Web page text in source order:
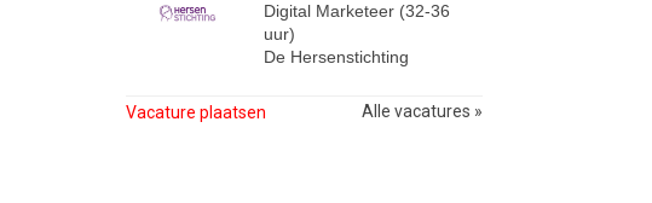
Digital Marketeer (32-36
uur)
De Hersenstichting
Vacature plaatsen Alle vacatures »